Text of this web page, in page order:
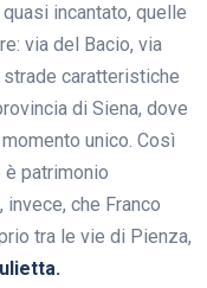
incantato, quelle
via del Bacio, via
strade caratteristiche
di Siena, dove
unico. Così
patrimonio
invece, che Franco
tra le vie di Pienza,